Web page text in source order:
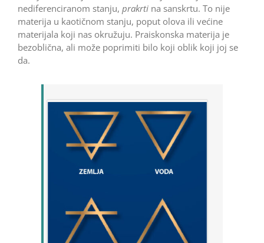
nediferenciranom stanju, prakrti na sanskrtu. To nije
materija u kaotičnom stanju, poput olova ili većine
materijala koji nas okružuju. Praiskonska materija je
bezoblična, ali može poprimiti bilo koji oblik koji joj se
da.